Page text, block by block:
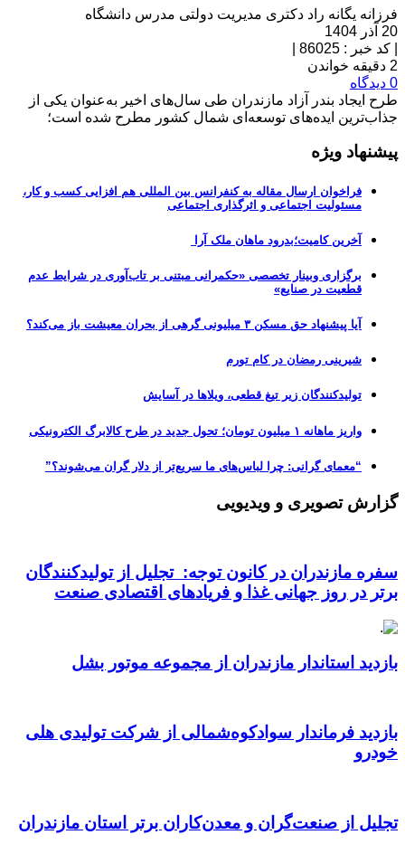
فرزانه یگانه راد دکتری مدیریت دولتی مدرس دانشگاه
20 آذر 1404
کد خبر : 86025
2 دقیقه خواندن
0 دیدگاه
طرح ایجاد بندر آزاد مازندران طی سال‌های اخیر به‌عنوان یکی از
جذاب‌ترین ایده‌های توسعه‌ای شمال کشور مطرح شده است؛
پیشنهاد ویژه
فراخوان ارسال مقاله به کنفرانس بین المللی هم افزایی کسب و کار،
مسئولیت اجتماعی و اثرگذاری اجتماعی
آخرین کامیت؛بدرود ماهان ملک آرا
برگزاری وبینار تخصصی «حکمرانی مبتنی بر تاب‌آوری در شرایط عدم
قطعیت در صنایع»
آیا پیشنهاد حق مسکن ۳ میلیونی گرهی از بحران معیشت باز می‌کند؟
شیرینی رمضان در کام تورم
تولیدکنندگان زیر تیغ قطعی، ویلاها در آسایش
واریز ماهانه ۱ میلیون تومان؛ تحول جدید در طرح کالابرگ الکترونیکی
“معمای گرانی: چرا لباس‌های ما سریع‌تر از دلار گران می‌شوند؟”
گزارش تصویری و ویدیویی
سفره مازندران در کانون توجه: تجلیل از تولیدکنندگان
برتر در روز جهانی غذا و فریادهای اقتصادی صنعت
بازدید استاندار مازندران از مجموعه موتور بشل
بازدید فرماندار سوادکوه‌شمالی از شرکت تولیدی هلی
خودرو
تجلیل از صنعت‌گران و معدن‌کاران برتر استان مازندران